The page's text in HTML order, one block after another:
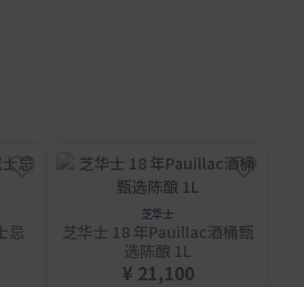
忌
芝华士
芝华士 18 年Pauillac酒桶甄
选陈酿 1L
¥ 21,100